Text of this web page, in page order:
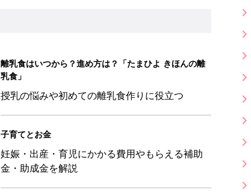
離乳食はいつから？進め方は？「たまひよ きほんの離
乳食」
授乳の悩みや初めての離乳食作りに役立つ
子育てとお金
妊娠・出産・育児にかかる費用やもらえる補助
金・助成金を解説